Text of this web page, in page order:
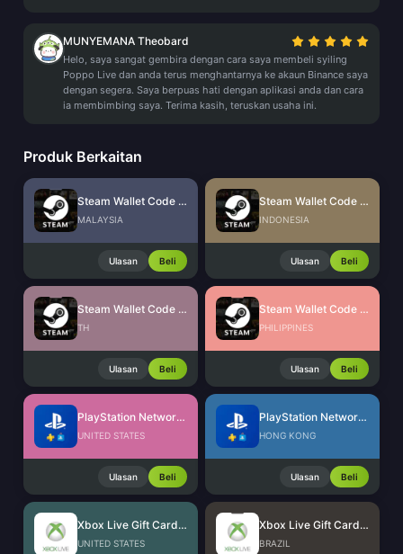
MUNYEMANA Theobard
Helo, saya sangat gembira dengan cara saya membeli syiling
Poppo Live dan anda terus menghantarnya ke akaun Binance saya
dengan segera. Saya berpuas hati dengan aplikasi anda dan cara
ia membimbing saya. Terima kasih, teruskan usaha ini.
Produk Berkaitan
Steam Wallet Code (MYR)
MALAYSIA
Ulasan Beli
Steam Wallet Code (IDR)
INDONESIA
Ulasan Beli
Steam Wallet Code (THB)
TH
Ulasan Beli
Steam Wallet Code (PHP)
PHILIPPINES
Ulasan Beli
PlayStation Network Card (US)
UNITED STATES
Ulasan Beli
PlayStation Network Card (HK)
HONG KONG
Ulasan Beli
Xbox Live Gift Card (US)
UNITED STATES
Xbox Live Gift Card (BR)
BRAZIL